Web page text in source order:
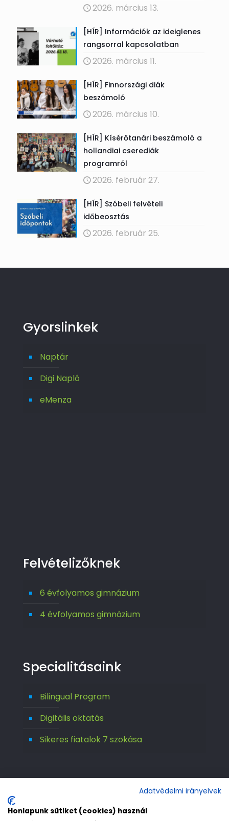
2026. március 13.
[HÍR] Információk az ideiglenes
rangsorral kapcsolatban
2026. március 11.
[HÍR] Finnországi diák
beszámoló
2026. március 10.
[HÍR] Kísérőtanári beszámoló a
hollandiai cserediák
programról
2026. február 27.
[HÍR] Szóbeli felvételi
időbeosztás
2026. február 25.
Gyorslinkek
Naptár
Digi Napló
eMenza
Felvételizőknek
6 évfolyamos gimnázium
4 évfolyamos gimnázium
Specialitásaink
Bilingual Program
Digitális oktatás
Sikeres fiatalok 7 szokása
Adatvédelmi irányelvek
Honlapunk sütiket (cookies) használ